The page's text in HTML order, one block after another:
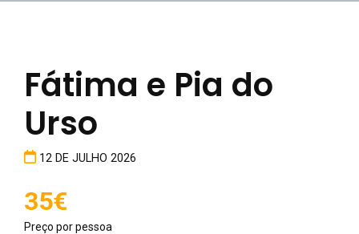
Fátima e Pia do
Urso
12 DE JULHO 2026
35€
Preço por pessoa